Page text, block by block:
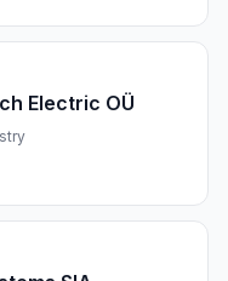
Electric OÜ